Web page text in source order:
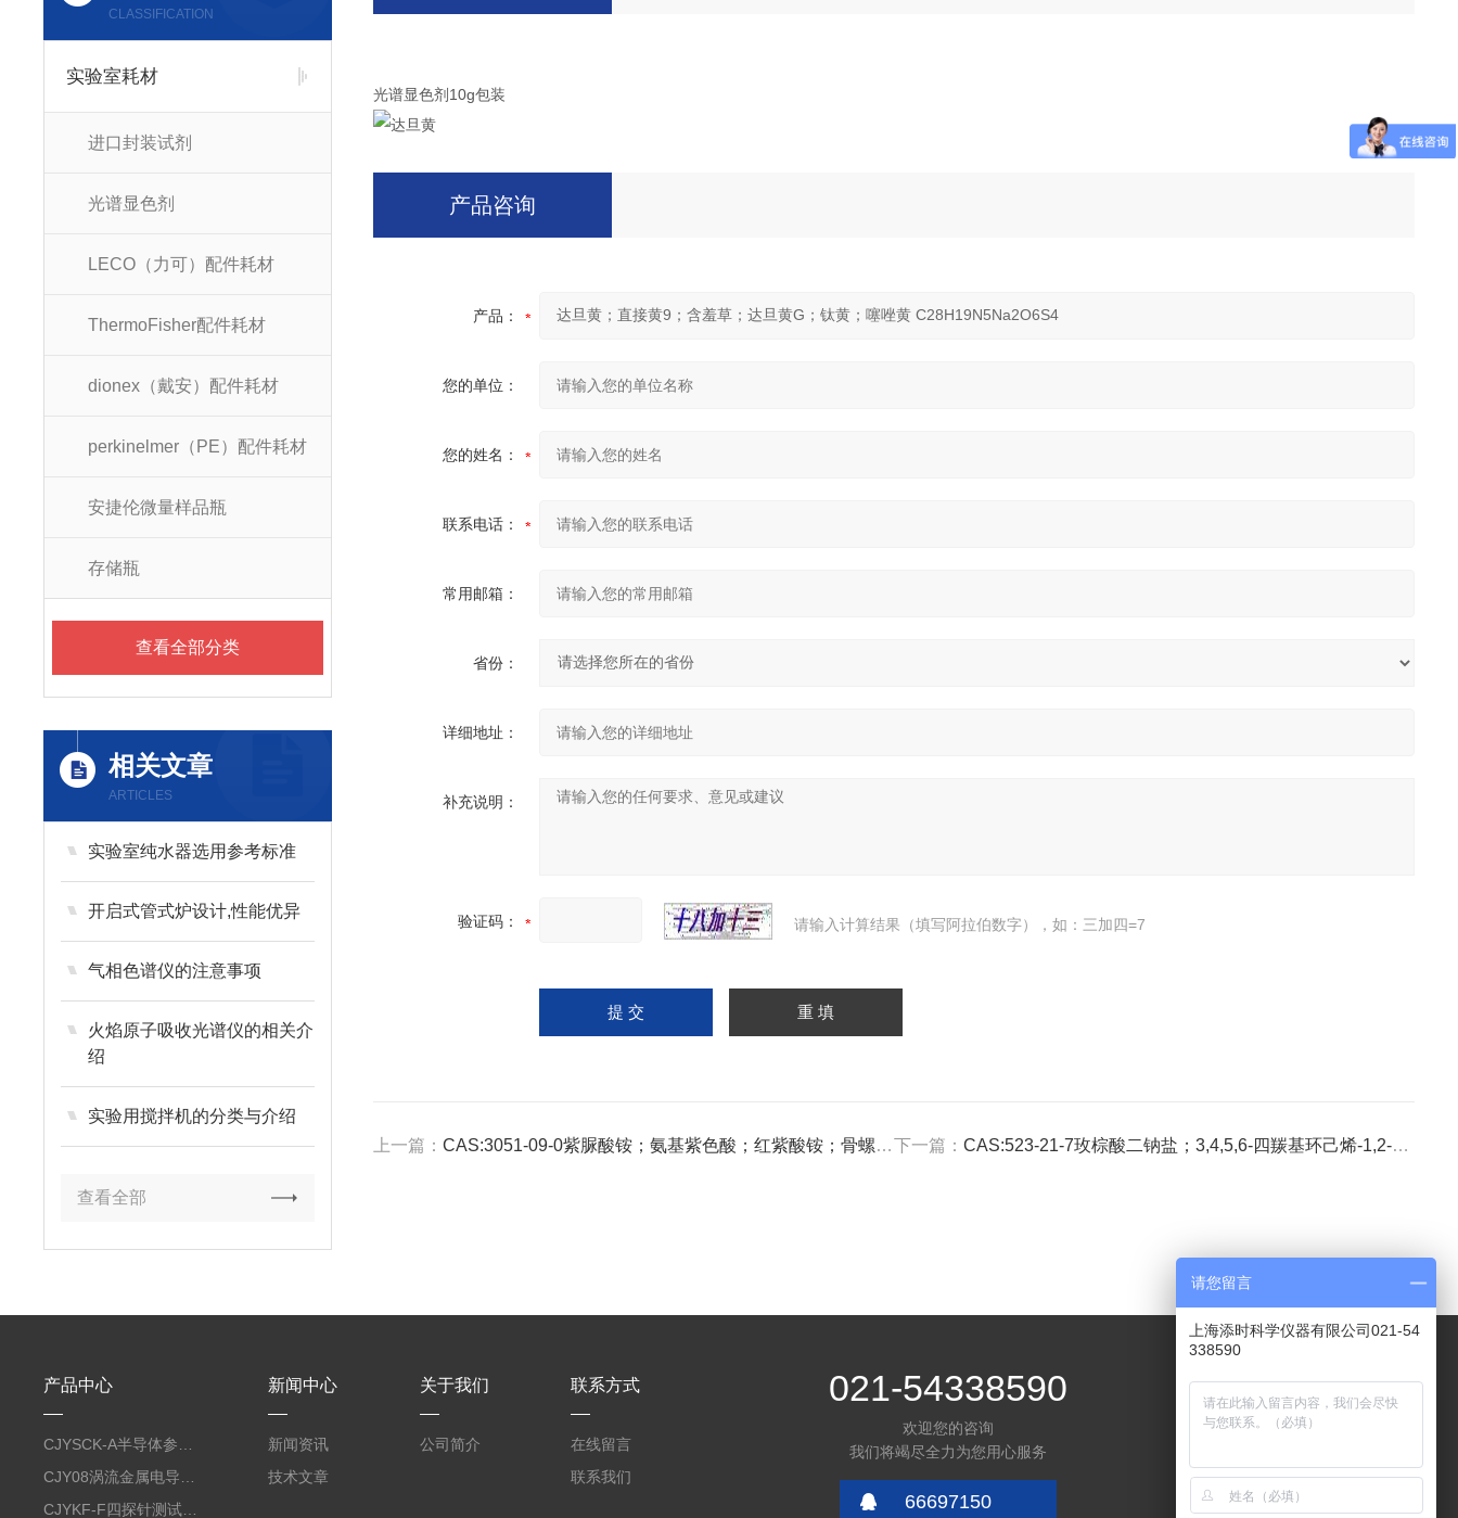
CLASSIFICATION
实验室耗材
进口封装试剂
光谱显色剂
LECO（力可）配件耗材
ThermoFisher配件耗材
dionex（戴安）配件耗材
perkinelmer（PE）配件耗材
安捷伦微量样品瓶
存储瓶
查看全部分类
相关文章
ARTICLES
实验室纯水器选用参考标准
开启式管式炉设计,性能优异
气相色谱仪的注意事项
火焰原子吸收光谱仪的相关介
绍
实验用搅拌机的分类与介绍
查看全部
光谱显色剂10g包装
产品咨询
产品：
您的单位：
您的姓名：
联系电话：
常用邮箱：
省份：
详细地址：
补充说明：
验证码： 请输入计算结果（填写阿拉伯数字），如：三加四=7
上一篇： CAS:3051-09-0紫脲酸铵；氨基紫色酸；红紫酸铵；骨螺紫 C8H8N6O6 下一篇： CAS:523-21-7玫棕酸二钠盐；3,4,5,6-四羰基环己烯-1,2-二醇二钠盐 C6Na2O6
产品中心 新闻中心
新闻资讯
技术文章
关于我们
公司简介
联系方式
在线留言
联系我们
021-54338590
欢迎您的咨询
我们将竭尽全力为您用心服务
66697150
请您留言
上海添时科学仪器有限公司021-54
338590